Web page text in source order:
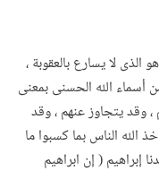
الذى لا يسارع بالعقوبة ،
أسماء الله الحسنى بمعنى
وقد يتجاوز عنهم ، وقد
الله الناس بما كسبوا ما
إبراهيم ( إن ابراهيم